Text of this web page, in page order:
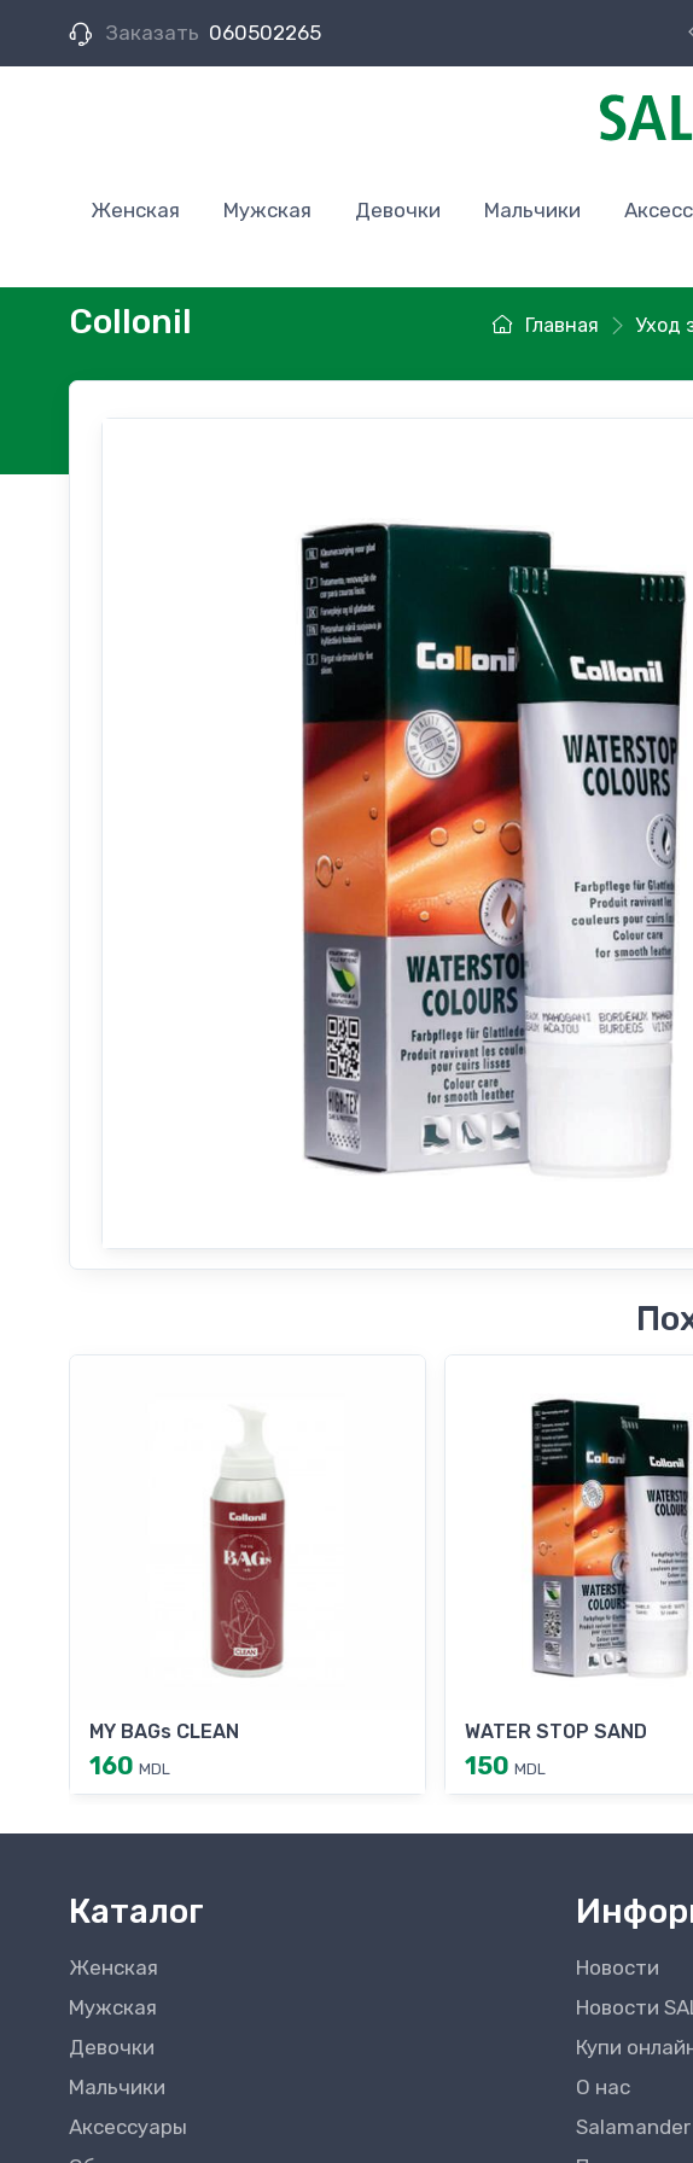
Заказать 060502265
Женская Мужская Девочки Мальчики
Главная Уход
Collonil
MY BAGs CLEAN
160 MDL
WATER STOP SAND
150 MDL
Каталог
Женская
Мужская
Девочки
Мальчики
Аксессуары
Новости
Новости
Купи
О нас
Salamander